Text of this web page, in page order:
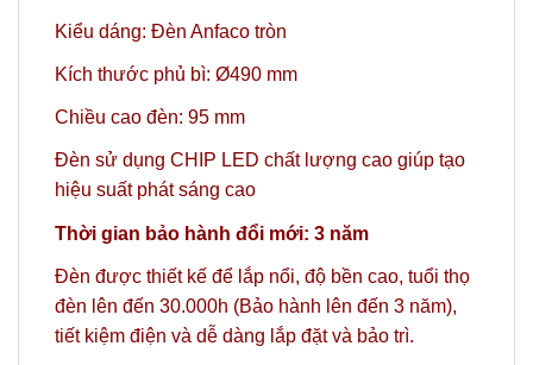
Kiểu dáng: Đèn Anfaco tròn
Kích thước phủ bì: Ø490 mm
Chiều cao đèn: 95 mm
Đèn sử dụng CHIP LED chất lượng cao giúp tạo
hiệu suất phát sáng cao
Thời gian bảo hành đổi mới: 3 năm
Đèn được thiết kế để lắp nổi, độ bền cao, tuổi thọ
đèn lên đến 30.000h (Bảo hành lên đến 3 năm),
tiết kiệm điện và dễ dàng lắp đặt và bảo trì.